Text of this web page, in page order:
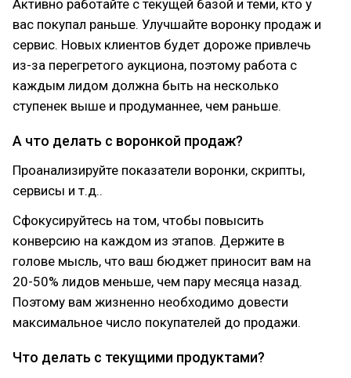
Активно работайте с текущей базой и теми, кто у
вас покупал раньше. Улучшайте воронку продаж и
сервис. Новых клиентов будет дороже привлечь
из-за перегретого аукциона, поэтому работа с
каждым лидом должна быть на несколько
ступенек выше и продуманнее, чем раньше.
А что делать с воронкой продаж?
Проанализируйте показатели воронки, скрипты,
сервисы и т.д..
Сфокусируйтесь на том, чтобы повысить
конверсию на каждом из этапов. Держите в
голове мысль, что ваш бюджет приносит вам на
20-50% лидов меньше, чем пару месяца назад.
Поэтому вам жизненно необходимо довести
максимальное число покупателей до продажи.
Что делать с текущими продуктами?